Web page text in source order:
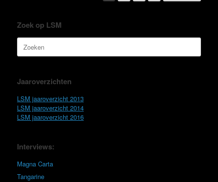
Zoek op LSM
naar:
Jaaroverzichten
LSM jaaroverzicht 2013
LSM jaaroverzicht 2014
LSM jaaroverzicht 2016
Interviews:
Magna Carta
Tangarine